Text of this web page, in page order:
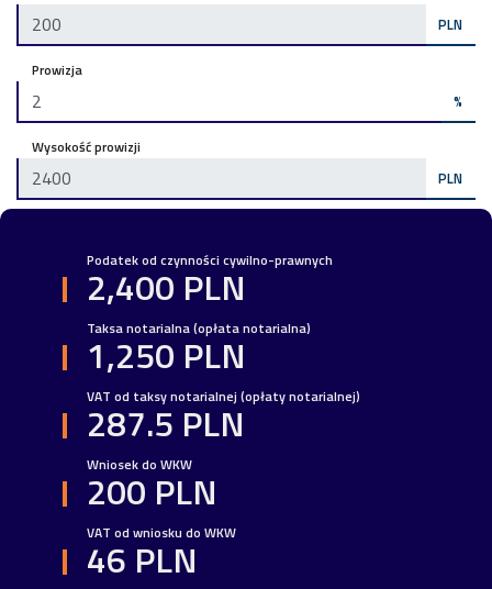
PLN
Prowizja
%
Wysokość prowizji
PLN
Podatek od czynności cywilno-prawnych
2,400 PLN
Taksa notarialna (opłata notarialna)
1,250 PLN
VAT od taksy notarialnej (opłaty notarialnej)
287.5 PLN
Wniosek do WKW
200 PLN
VAT od wniosku do WKW
46 PLN